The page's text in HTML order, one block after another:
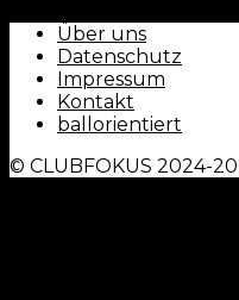
Über uns
Datenschutz
Impressum
Kontakt
ballorientiert
© CLUBFOKUS 2024-